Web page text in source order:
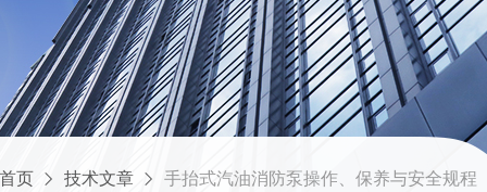
首页 技术文章 手抬式汽油消防泵操作、保养与安全规程